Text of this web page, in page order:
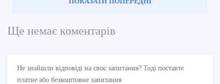
Ще немає коментарів
Не знайшли відповіді на своє запитання? Тоді поставте
платне або безкоштовне запитання